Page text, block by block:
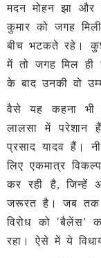
मदन मोहन झा और
कुमार को जगह
बीच भटकते रहे।
में तो जगह मिल
के बाद उनकी वो
वैसे यह कहना भी
लालसा में परेशान
प्रसाद यादव हैं।
लिए एकमात्र
कर रही है, जिन्हें
जरूरत है। जब तक
विरोध को ‘बैलेंस’
रहा। ऐसे में ये